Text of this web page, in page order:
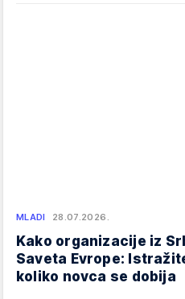
MLADI 28.07.2026.
Kako organizacije iz
Saveta Evrope:
koliko novca se dobija